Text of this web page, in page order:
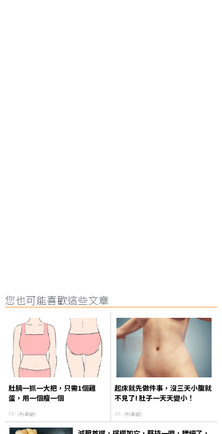
您也可能喜歡這些文章
肚腩一抓一大把，只需1個雞
蛋，用一個瘦一個
PR（新素簡）
起床就先做件事，沒三天小腹就
不見了! 肚子一天天變小！
PR（新素簡）